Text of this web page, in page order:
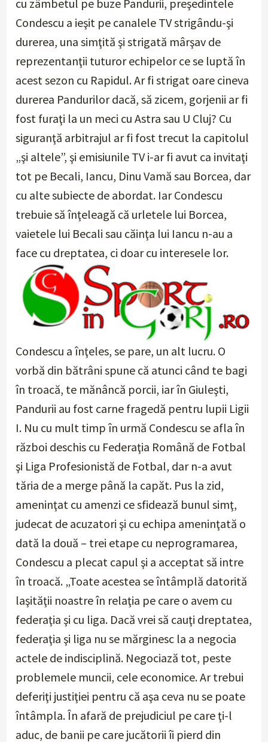
cu zâmbetul pe buze Pandurii, preşedintele
Condescu a ieşit pe canalele TV strigându-şi
durerea, una simţită şi strigată mârşav de
reprezentanţii tuturor echipelor ce se luptă în
acest sezon cu Rapidul. Ar fi strigat oare cineva
durerea Pandurilor dacă, să zicem, gorjenii ar fi
fost furaţi la un meci cu Astra sau U Cluj? Cu
siguranţă arbitrajul ar fi fost trecut la capitolul
„şi altele”, şi emisiunile TV i-ar fi avut ca invitaţi
tot pe Becali, Iancu, Dinu Vamă sau Borcea, dar
cu alte subiecte de abordat. Iar Condescu
trebuie să înţeleagă că urletele lui Borcea,
vaietele lui Becali sau căinţa lui Iancu n-au a
face cu dreptatea, ci doar cu interesele lor.
Condescu a înţeles, se pare, un alt lucru. O
vorbă din bătrâni spune că atunci când te bagi
în troacă, te mănâncă porcii, iar în Giuleşti,
Pandurii au fost carne fragedă pentru lupii Ligii
I. Nu cu mult timp în urmă Condescu se afla în
război deschis cu Federaţia Română de Fotbal
şi Liga Profesionistă de Fotbal, dar n-a avut
tăria de a merge până la capăt. Pus la zid,
ameninţat cu amenzi ce sfidează bunul simţ,
judecat de acuzatori şi cu echipa ameninţată o
dată la două – trei etape cu neprogramarea,
Condescu a plecat capul şi a acceptat să intre
în troacă. „Toate acestea se întâmplă datorită
laşităţii noastre în relaţia pe care o avem cu
federaţia şi cu liga. Dacă vrei să cauţi dreptatea,
federaţia şi liga nu se mărginesc la a negocia
actele de indisciplină. Negociază tot, peste
problemele muncii, cele economice. Ar trebui
deferiţi justiţiei pentru că aşa ceva nu se poate
întâmpla. În afară de prejudiciul pe care ţi-l
aduc, de banii pe care jucătorii îi pierd din